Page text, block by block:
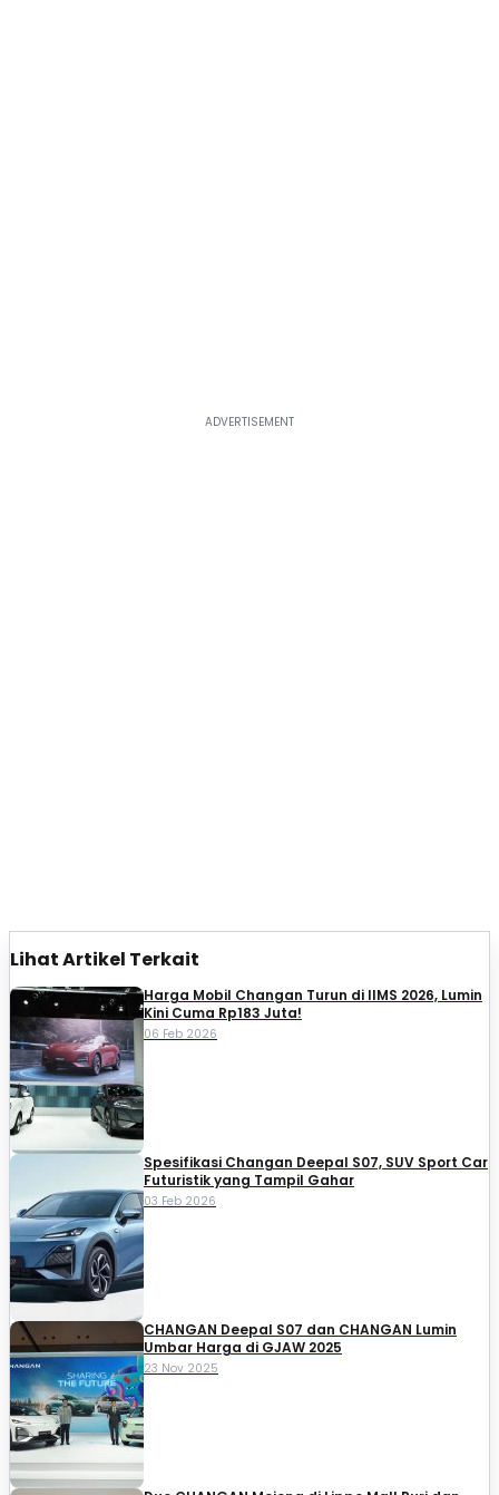
Lihat Artikel Terkait
Harga Mobil Changan Turun di IIMS 2026, Lumin
Kini Cuma Rp183 Juta!
06 Feb 2026
Spesifikasi Changan Deepal S07, SUV Sport Car
Futuristik yang Tampil Gahar
03 Feb 2026
CHANGAN Deepal S07 dan CHANGAN Lumin
Umbar Harga di GJAW 2025
23 Nov 2025